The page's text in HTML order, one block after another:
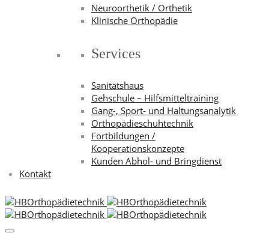
Neuroorthetik / Orthetik
Klinische Orthopädie
Services
Sanitätshaus
Gehschule – Hilfsmitteltraining
Gang-, Sport- und Haltungsanalytik
Orthopädieschuhtechnik
Fortbildungen /
Kooperationskonzepte
Kunden Abhol- und Bringdienst
Kontakt